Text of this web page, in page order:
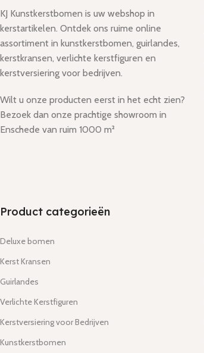
KJ Kunstkerstbomen is uw webshop in
kerstartikelen. Ontdek ons ruime online
assortiment in kunstkerstbomen, guirlandes,
kerstkransen, verlichte kerstfiguren en
kerstversiering voor bedrijven.
Wilt u onze producten eerst in het echt zien?
Bezoek dan onze prachtige showroom in
Enschede van ruim 1000 m²
Product categorieën
Deluxe bomen
Kerst Kransen
Guirlandes
Verlichte Kerstfiguren
Kerstversiering voor Bedrijven
Kunstkerstbomen